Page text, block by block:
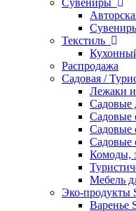
Сувениры
Текстиль
Распродажа
Садовая /
Лежаки
Садовые
Садовые
Садовые
Садовые
Комоды,
Мебель
Эко-продукты
Варенье